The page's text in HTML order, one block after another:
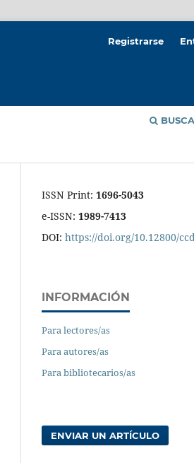
Registrarse
ISSN Print: 1696-5043
e-ISSN: 1989-7413
DOI: https://doi.org/10.12800/ccd
INFORMACIÓN
Para lectores/as
Para autores/as
Para bibliotecarios/as
ENVIAR UN ARTÍCULO